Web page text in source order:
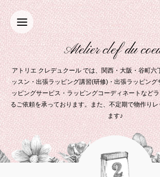
Atelier clef du
アトリエ クレデュクール では、関西・大阪・谷町六
ッスン・出張ラッピング講習(研修)・出張ラッピング
ッピングサービス・ラッピングコーディネートなど
るご依頼を承っております。また、不定期で物作り
ます♪